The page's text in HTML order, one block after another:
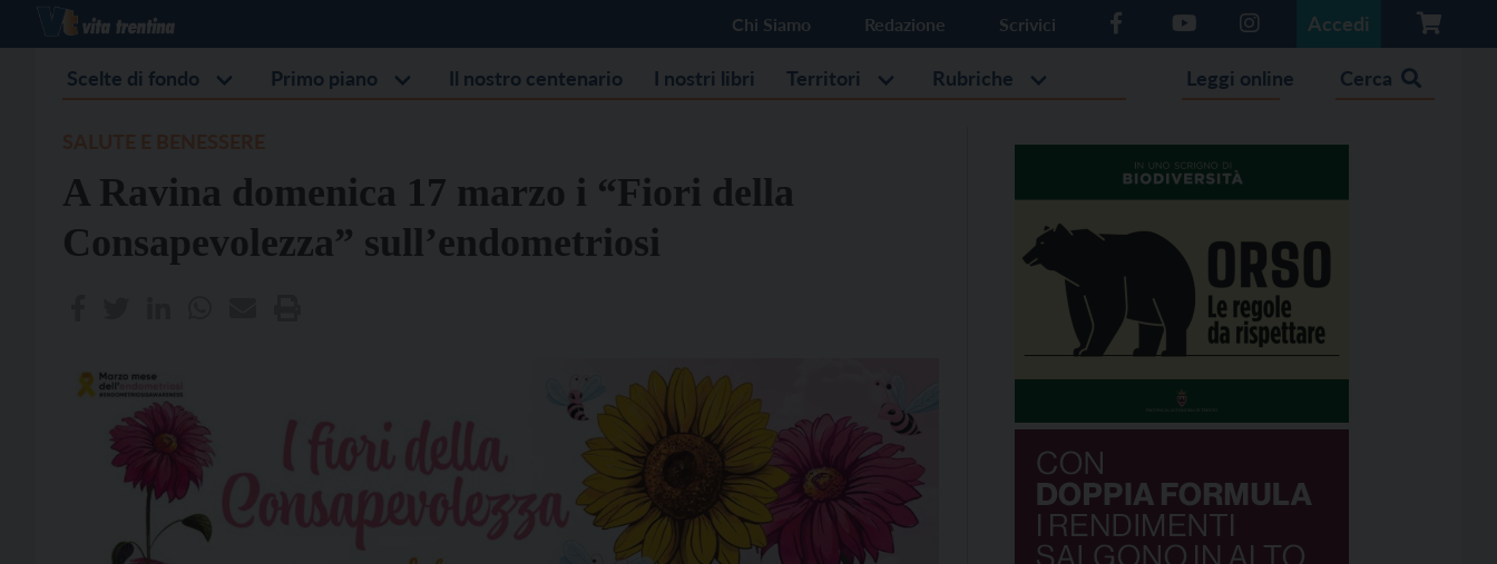
Chi Siamo Redazione Scrivici Accedi
Scelte di fondo Primo piano Il nostro centenario I nostri libri Territori Rubriche Leggi online Cerca
A Ravina domenica 17 marzo i “Fiori della
Consapevolezza” sull’endometriosi